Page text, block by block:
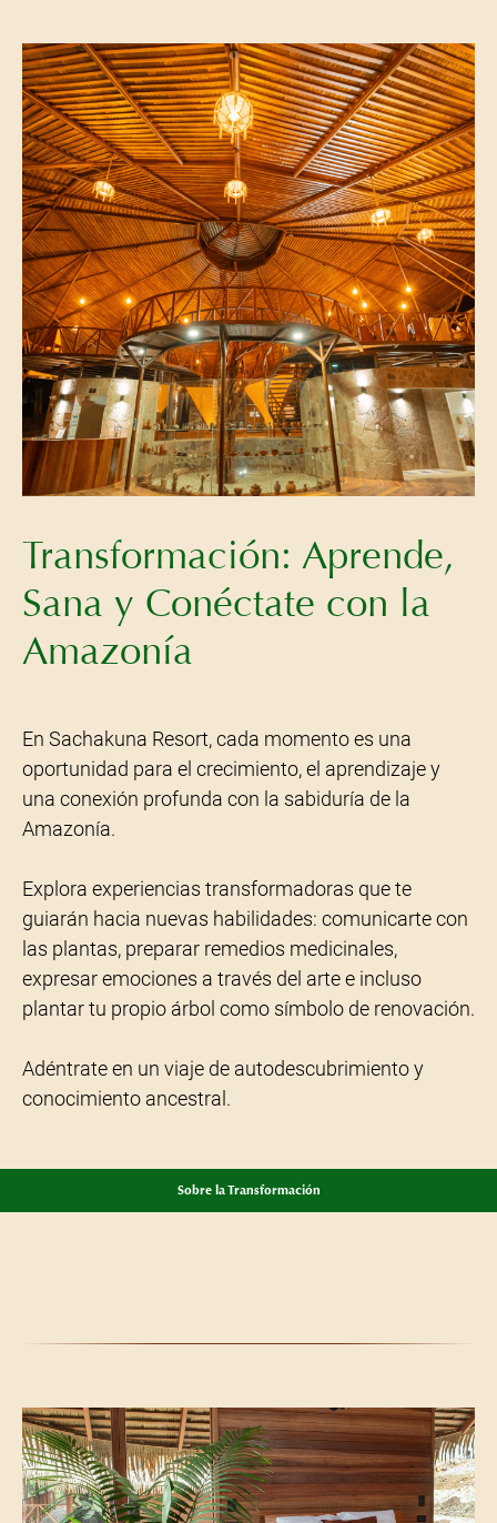
Transformación: Aprende,
Sana y Conéctate con la
Amazonía
En Sachakuna Resort, cada momento es una
oportunidad para el crecimiento, el aprendizaje y
una conexión profunda con la sabiduría de la
Amazonía.
Explora experiencias transformadoras que te
guiarán hacia nuevas habilidades: comunicarte con
las plantas, preparar remedios medicinales,
expresar emociones a través del arte e incluso
plantar tu propio árbol como símbolo de renovación.
Adéntrate en un viaje de autodescubrimiento y
conocimiento ancestral.
Sobre la Transformación